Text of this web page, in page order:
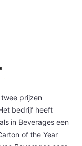
prijzen
bedrijf heeft
in Beverages een
of the Year